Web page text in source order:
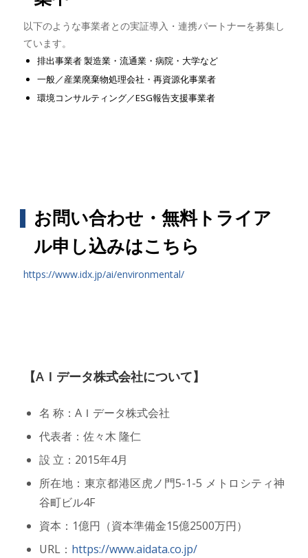
以下のような事業者との実証導入・連携パートナーを募集し
ています。
排出事業者 製造業・流通業・病院・大学など
一般／産業廃棄物処理会社・再資源化事業者
環境コンサルティング／ESG報告支援事業者
お問い合わせ・無料トライア
ル申し込みはこちら
https://www.idx.jp/ai/environmental/
【AＩデータ株式会社について】
名 称：AＩデータ株式会社
代表者：佐々木 隆仁
設 立：2015年4月
所在地：東京都港区虎ノ門5-1-5 メトロシティ神
谷町ビル4F
資本：1億円（資本準備金15億2500万円）
URL： https://www.aidata.co.jp/